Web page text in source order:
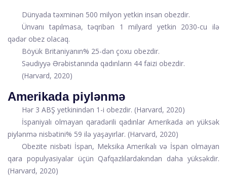
Dünyada təxminən 500 milyon yetkin insan obezdir.
Ünvanı tapılmasa, təqribən 1 milyard yetkin 2030-cu ilə
qədər obez olacaq.
Böyük Britaniyanın% 25-dən çoxu obezdir.
Səudiyyə Ərəbistanında qadınların 44 faizi obezdir.
(Harvard, 2020)
Amerikada piylənmə
Hər 3 ABŞ yetkinindən 1-i obezdir. (Harvard, 2020)
İspaniyalı olmayan qaradərili qadınlar Amerikada ən yüksək
piylənmə nisbətini% 59 ilə yaşayırlar. (Harvard, 2020)
Obezite nisbəti İspan, Meksika Amerikalı və İspan olmayan
qara populyasiyalar üçün Qafqazlılardakından daha yüksəkdir.
(Harvard, 2020)